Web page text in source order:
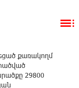
քառակողմ
29800